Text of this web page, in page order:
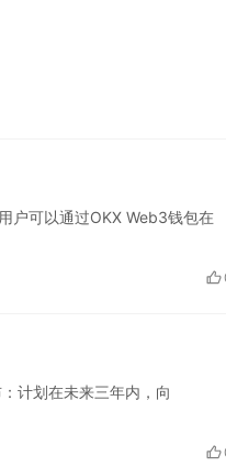
户可以通过OKX Web3钱包在
计划在未来三年内，向